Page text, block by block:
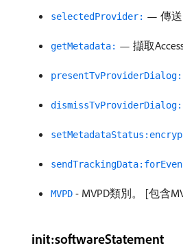
selectedProvider: — 傳送
getMetadata: — 擷取
presentTvProviderDialog:
dismissTvProviderDialog:
MVPD - MVPD類別。 [包含
init:softwareStatement